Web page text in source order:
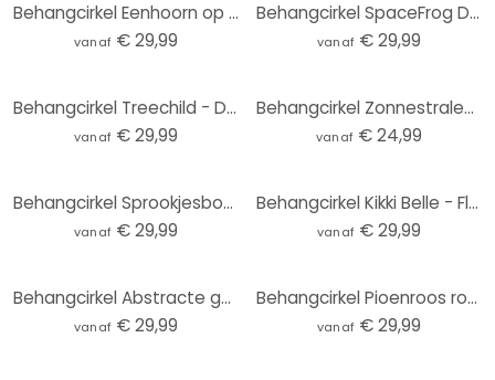
Behangcirkel Eenhoorn op een kleurrijke bloemenweide - Bonne Müller - vliesbehang/zelfklevend vliesb
vanaf € 29,99
Behangcirkel SpaceFrog Designs - Elegante Kraanvogel - Japandi - vliesbehang/zelfklevend vliesbehang
vanaf € 29,99
Behangcirkel Treechild - Delicate Flowers - vliesbehang/zelfklevend vliesbehang
vanaf € 29,99
Behangcirkel Zonnestralen in het Bos - vliesbehang/zelfklevend vliesbehang
vanaf € 24,99
Behangcirkel Sprookjesbos - Kiciak - vliesbehang/zelfklevend vliesbehang
vanaf € 29,99
Behangcirkel Kikki Belle - Flamingo Oase - vliesbehang/zelfklevend vliesbehang
vanaf € 29,99
Behangcirkel Abstracte golven in het licht van de schemering - Alpenglow Workshop - vliesbehang/zelf
vanaf € 29,99
Behangcirkel Pioenroos roze - Haase - vliesbehang/zelfklevend vliesbehang
vanaf € 29,99